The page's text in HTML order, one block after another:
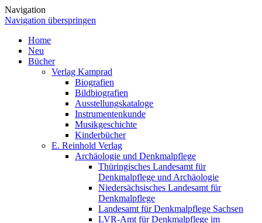
Navigation
Navigation überspringen
Home
Neu
Bücher
Verlag Kamprad
Biografien
Bildbiografien
Ausstellungskataloge
Instrumentenkunde
Musikgeschichte
Kinderbücher
E. Reinhold Verlag
Archäologie und Denkmalpflege
Thüringisches Landesamt für
Denkmalpflege und Archäologie
Niedersächsisches Landesamt für
Denkmalpflege
Landesamt für Denkmalpflege Sachsen
LVR-Amt für Denkmalpflege im